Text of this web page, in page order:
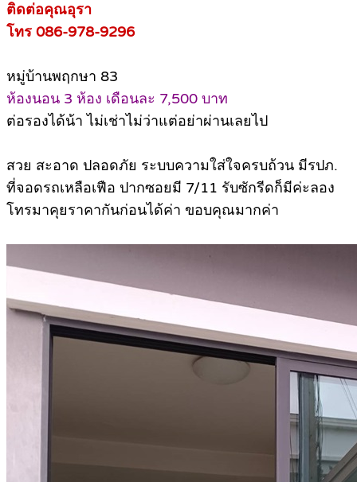
ติดต่อคุณอุรา
โทร 086-978-9296
หมู่บ้านพฤกษา 83
ห้องนอน 3 ห้อง เดือนละ 7,500 บาท
ต่อรองได้น้า ไม่เช่าไม่ว่าแต่อย่าผ่านเลยไป
สวย สะอาด ปลอดภัย ระบบความใส่ใจครบถ้วน มีรปภ.
ที่จอดรถเหลือเฟือ ปากซอยมี 7/11 รับซักรีดก็มีค่ะลอง
โทรมาคุยราคากันก่อนได้ค่า ขอบคุณมากค่า